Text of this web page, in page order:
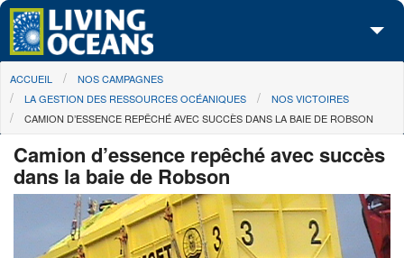
Skip to main content
À propos de nous
Nos campagnes
Centre des Médias
Les Cartes
Passez à l'action
You are here
ACCUEIL
NOS CAMPAGNES
LA GESTION DES RESSOURCES OCÉANIQUES
NOS VICTOIRES
CAMION D’ESSENCE REPÊCHÉ AVEC SUCCÈS DANS LA BAIE DE ROBSON
Camion d’essence repêché avec succès
dans la baie de Robson